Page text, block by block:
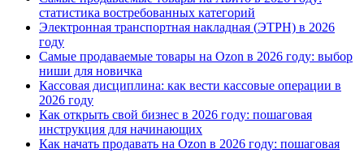
статистика востребованных категорий
Электронная транспортная накладная (ЭТРН) в 2026
году
Самые продаваемые товары на Ozon в 2026 году: выбор
ниши для новичка
Кассовая дисциплина: как вести кассовые операции в
2026 году
Как открыть свой бизнес в 2026 году: пошаговая
инструкция для начинающих
Как начать продавать на Ozon в 2026 году: пошаговая